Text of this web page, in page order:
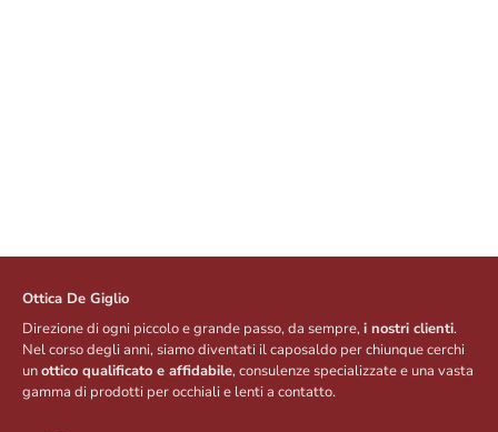
Ottica De Giglio
Direzione di ogni piccolo e grande passo, da sempre,i nostri clienti.
Nel corso degli anni, siamo diventati il caposaldo per chiunque cerchi
unottico qualificato e affidabile, consulenze specializzate e una vasta
gamma di prodotti per occhiali e lenti a contatto.